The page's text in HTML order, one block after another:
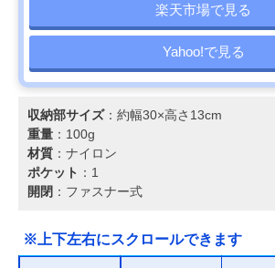
楽天市場で見る
Yahoo!で見る
収納部サイズ：約幅30×高さ13cm
重量 ：100g
材質 ：ナイロン
ポケット ：1
開閉 ：ファスナー式
※上下左右にスクロールできます